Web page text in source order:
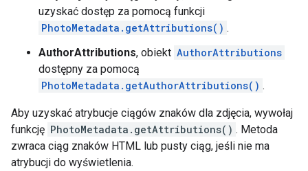
uzyskać dostęp za pomocą funkcji
PhotoMetadata.getAttributions() .
AuthorAttributions, obiekt AuthorAttributions
dostępny za pomocą
PhotoMetadata.getAuthorAttributions() .
Aby uzyskać atrybucje ciągów znaków dla zdjęcia, wywołaj
funkcję PhotoMetadata.getAttributions() . Metoda
zwraca ciąg znaków HTML lub pusty ciąg, jeśli nie ma
atrybucji do wyświetlenia.